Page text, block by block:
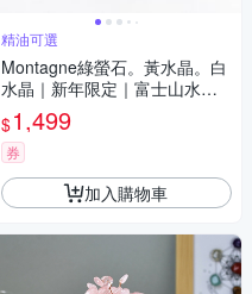
精油可選
Montagne綠螢石。黃水晶。白
水晶｜新年限定｜富士山水晶
擴香組 精油可選
$1,499
券
加入購物車